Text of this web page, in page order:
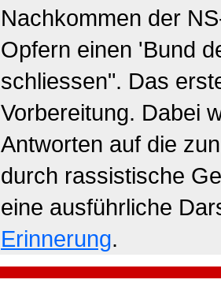
Nachkommen der
Opfern einen 'Bund
schliessen". Das
Vorbereitung. Dabei
Antworten auf die
durch rassistische
eine ausführliche
Erinnerung.